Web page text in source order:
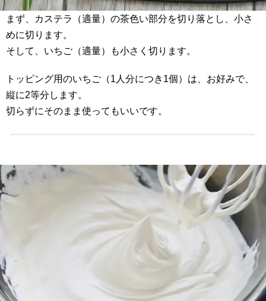
まず、カステラ（適量）の茶色い部分を切り落とし、小さ
めに切ります。
そして、いちご（適量）も小さく切ります。
トッピング用のいちご（1人分につき1個）は、お好みで、
縦に2等分します。
切らずにそのまま使ってもいいです。